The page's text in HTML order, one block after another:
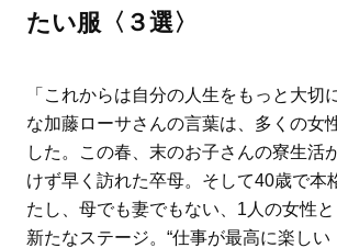
ママとパパに贈る「ジェンダーレ
ス学」
たい服〈３選〉
「これからは自分の人生をもっと大切
な加藤ローサさんの言葉は、多くの女
した。この春、末のお子さんの寮生活
けず早く訪れた卒母。そして40歳で本
たし、母でも妻でもない、1人の女性
新たなステージ。“仕事が最高に楽しい